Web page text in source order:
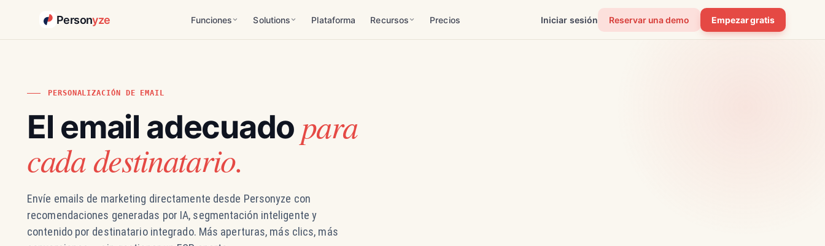
Personyze Funciones Solutions Plataforma Recursos Precios Iniciar sesión Reservar una demo Empezar gratis
PERSONALIZACIÓN DE EMAIL
El email adecuado para
cada destinatario.
Envíe emails de marketing directamente desde Personyze con
recomendaciones generadas por IA, segmentación inteligente y
contenido por destinatario integrado. Más aperturas, más clics, más